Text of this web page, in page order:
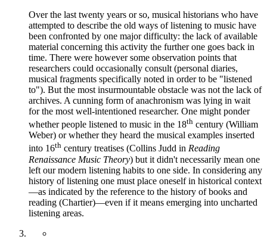
Over the last twenty years or so, musical historians who have
attempted to describe the old ways of listening to music have
been confronted by one major difficulty: the lack of available
material concerning this activity the further one goes back in
time. There were however some observation points that
researchers could occasionally consult (personal diaries,
musical fragments specifically noted in order to be "listened
to"). But the most insurmountable obstacle was not the lack of
archives. A cunning form of anachronism was lying in wait
for the most well-intentioned researcher. One might ponder
whether people listened to music in the 18th century (William
Weber) or whether they heard the musical examples inserted
into 16th century treatises (Collins Judd in Reading
Renaissance Music Theory) but it didn't necessarily mean one
left our modern listening habits to one side. In considering any
history of listening one must place oneself in historical context
—as indicated by the reference to the history of books and
reading (Chartier)—even if it means emerging into uncharted
listening areas.